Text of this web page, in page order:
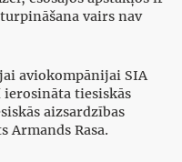
vairs nav
aviokompānijai SIA
tiesiskās
aizsardzības
Armands Rasa.